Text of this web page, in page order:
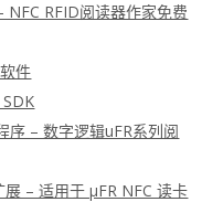
RFID阅读器作家免费
件
序 – 数字逻辑uFR系列阅
– 适用于 μFR NFC 读卡